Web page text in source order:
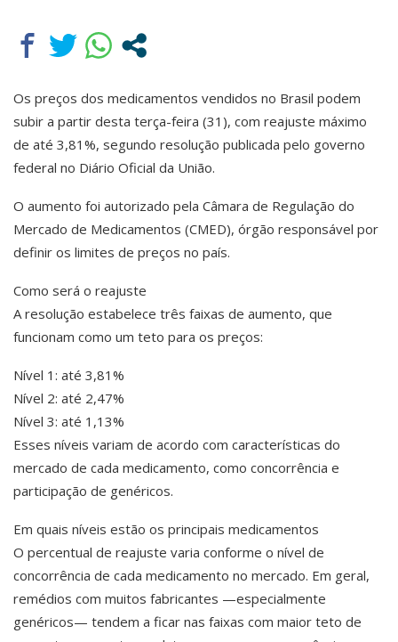
Os preços dos medicamentos vendidos no Brasil podem
subir a partir desta terça-feira (31), com reajuste máximo
de até 3,81%, segundo resolução publicada pelo governo
federal no Diário Oficial da União.
O aumento foi autorizado pela Câmara de Regulação do
Mercado de Medicamentos (CMED), órgão responsável por
definir os limites de preços no país.
Como será o reajuste
A resolução estabelece três faixas de aumento, que
funcionam como um teto para os preços:
Nível 1: até 3,81%
Nível 2: até 2,47%
Nível 3: até 1,13%
Esses níveis variam de acordo com características do
mercado de cada medicamento, como concorrência e
participação de genéricos.
Em quais níveis estão os principais medicamentos
O percentual de reajuste varia conforme o nível de
concorrência de cada medicamento no mercado. Em geral,
remédios com muitos fabricantes —especialmente
genéricos— tendem a ficar nas faixas com maior teto de